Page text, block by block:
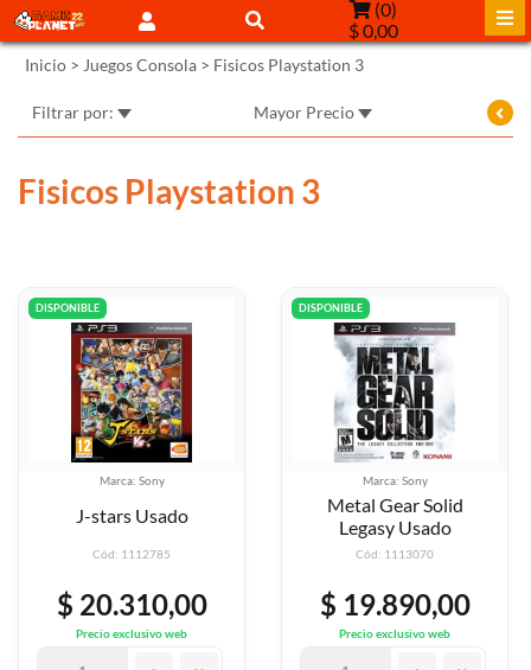
(0)
$ 0,00
Inicio > Juegos Consola > Fisicos Playstation 3
Filtrar por: Mayor Precio
Fisicos Playstation 3
DISPONIBLE
Marca: Sony
J-stars Usado
Cód: 1112785
$ 20.310,00
Precio exclusivo web
DISPONIBLE
Marca: Sony
Metal Gear Solid
Legasy Usado
Cód: 1113070
$ 19.890,00
Precio exclusivo web